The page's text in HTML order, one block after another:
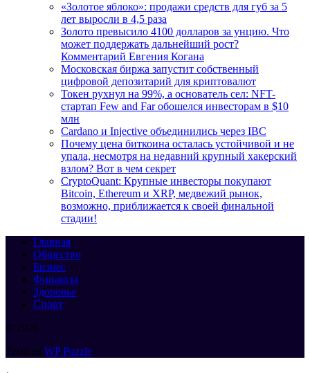
«Золотое яблоко»: продажи средств для губ за 5
лет выросли в 4,5 раза
Золото превысило 4100 долларов за унцию. Что
может поддержать дальнейший рост?
Комментарий Евгения Когана
Московская биржа запустит собственный
цифровой депозитарий для криптовалют
Токен рухнул на 99%, а основатель сел: NFT-
стартап Few and Far обошелся инвесторам в $10
млн
Cardano и Injective объединились через IBC
Почему цена биткоина осталась устойчивой и не
упала, несмотря на недавний крупный хакерский
взлом? Вот в чем секрет
CryptoQuant: Крупные инвесторы покупают
Bitcoin, Ethereum и XRP, медвежий рынок,
возможно, приближается к своей финальной
стадии!
Главная
Общество
Бизнес
Финансы
Здоровье
Спорт
© 2026
Тема от WP Puzzle